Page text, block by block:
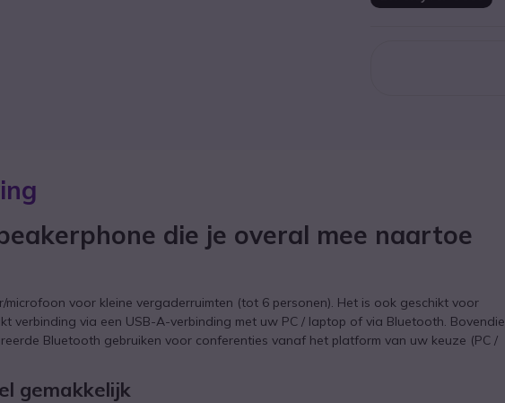
die je overal mee naartoe
microfoon voor kleine vergaderruimten (tot 6 personen). Het is ook geschikt voor
verbinding via een USB-A-verbinding met uw PC / laptop of via Bluetooth.
Bluetooth gebruiken voor conferenties vanaf het platform van uw keuze (PC /
gemakkelijk